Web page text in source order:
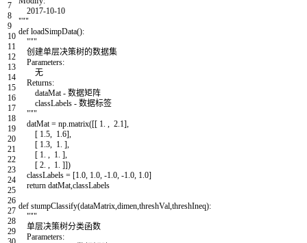
7
8
9
10
11
12
13
14
15
16
17
18
19
20
21
22
23
24
25
26
27
28
29
2017-10-10
"""
def loadSimpData():
"""
创建单层决策树的数据集
Parameters:
无
Returns:
dataMat - 数据矩阵
classLabels - 数据标签
"""
datMat = np matrix([[ 1. 2.1]
[ 1.5 1.6]
[ 1.3 1. ]
[ 1. 1. ]
[ 2. 1. ]])
classLabels = [1.0 1.0 -1.0 -1.0 1.0]
return datMat classLabels
def stumpClassify(dataMatrix dimen threshVal threshIneq):
"""
单层决策树分类函数
Parameters: